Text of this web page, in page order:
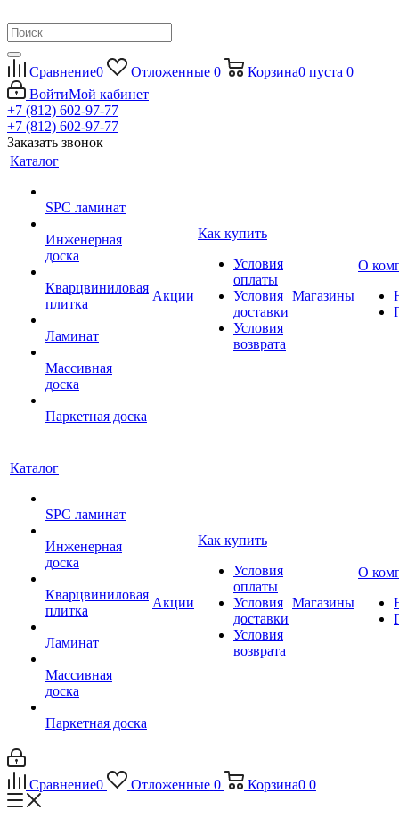
Сравнение0 Отложенные 0 Корзина0 пуста 0
ВойтиМой кабинет
+7 (812) 602-97-77
+7 (812) 602-97-77
Заказать звонок
Каталог
SPC ламинат
Инженерная
доска
Кварцвиниловая
плитка
Ламинат
Массивная
доска
Паркетная доска
Акции
Как купить
Условия
оплаты
Условия
доставки
Условия
возврата
Магазины
О
Каталог
SPC ламинат
Инженерная
доска
Кварцвиниловая
плитка
Ламинат
Массивная
доска
Паркетная доска
Акции
Как купить
Условия
оплаты
Условия
доставки
Условия
возврата
Магазины
О
Сравнение0 Отложенные 0 Корзина0 0